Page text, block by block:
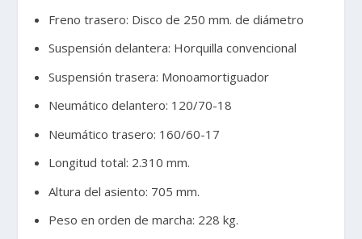
Freno trasero: Disco de 250 mm. de diámetro
Suspensión delantera: Horquilla convencional
Suspensión trasera: Monoamortiguador
Neumático delantero: 120/70-18
Neumático trasero: 160/60-17
Longitud total: 2.310 mm.
Altura del asiento: 705 mm.
Peso en orden de marcha: 228 kg.